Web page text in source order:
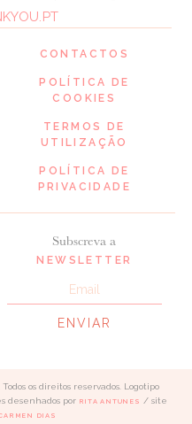
Subscreva a
NEWSLETTER
CONTACTOS
POLÍTICA DE
COOKIES
TERMOS DE
UTILIZAÇÃO
POLÍTICA DE
PRIVACIDADE
os direitos reservados. Logotipo
desenhados por RITA ANTUNES
/ site
DIAS